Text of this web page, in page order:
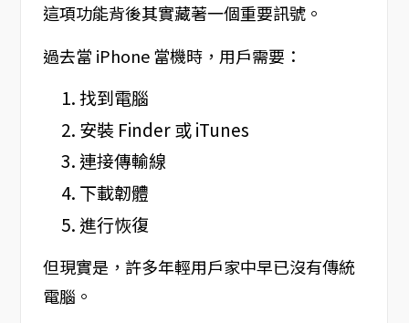
這項功能背後其實藏著一個重要訊號。
過去當 iPhone 當機時，用戶需要：
找到電腦
安裝 Finder 或 iTunes
連接傳輸線
下載韌體
進行恢復
但現實是，許多年輕用戶家中早已沒有傳統
電腦。